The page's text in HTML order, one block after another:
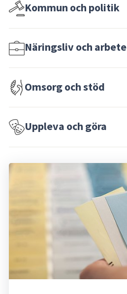
Kommun och politik
Näringsliv och arbete
Omsorg och stöd
Uppleva och göra